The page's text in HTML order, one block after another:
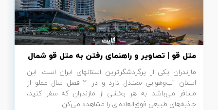
متل قو | تصاویر و راهنمای رفتن به متل قو شمال
مازندران یکی از پرگردشگرترین استان‎های ایران است. این
استان آب‌وهوایی معتدل دارد و در 4 فصل سال مملو از
مسافر می‌باشد. به هر بخشی از مازندران که سفر کنید،
جاذبه‌های طبیعی فوق‌العاده‌ای را مشاهده می‌کن
تور سوباتان
تور چابهار
تور کاشان